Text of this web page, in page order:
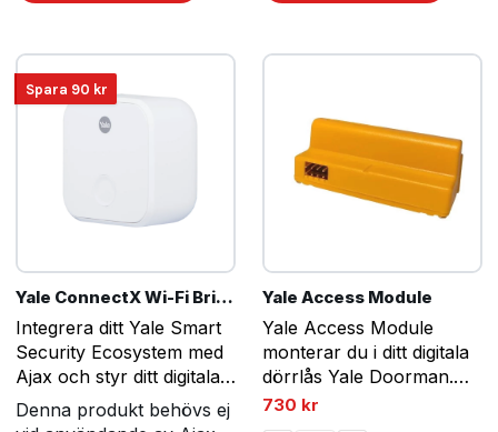
Spara 90 kr
Yale ConnectX Wi-Fi Bridge
Integrera ditt Yale Smart
Security Ecosystem med
Ajax och styr ditt digitala
dörrlås även när du inte
är hemma.
Denna produkt behövs ej
Yale Access Module
Yale Access Module
monterar du i ditt digitala
dörrlås Yale Doorman.
Det möjliggör integration
av ditt Yale Classic/ V2N
730 kr